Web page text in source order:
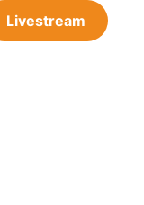
Livestream